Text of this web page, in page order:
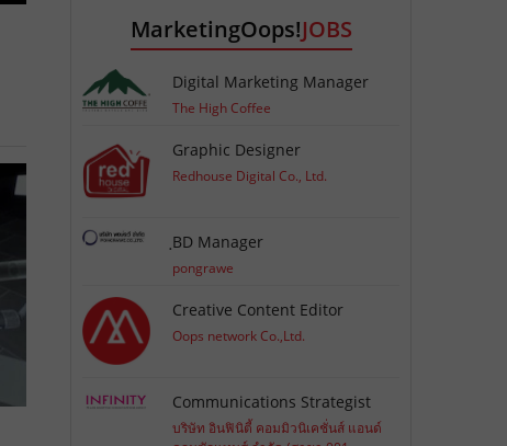
MarketingOops!JOBS
Digital Marketing Manager
The High Coffee
Graphic Designer
Redhouse Digital Co., Ltd.
ฺBD Manager
pongrawe
Creative Content Editor
Oops network Co.,Ltd.
Communications Strategist
บริษัท อินฟินิตี้ คอมมิวนิเคชั่นส์ แอนด์